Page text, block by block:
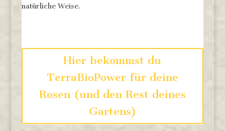
natürliche Weise.
Hier bekommst du
TerraBioPower für deine
Rosen (und den Rest deines
Gartens)